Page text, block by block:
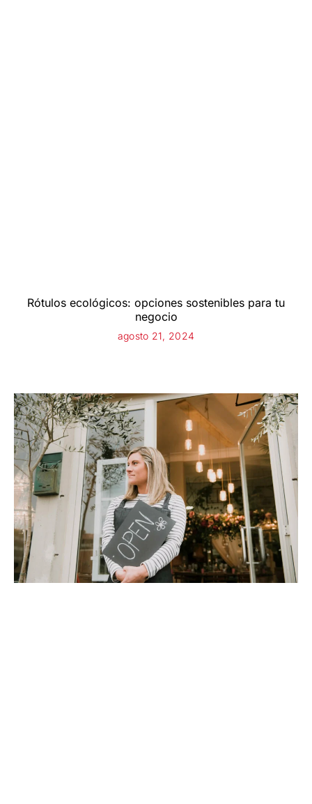
Rótulos ecológicos: opciones sostenibles para tu
negocio
agosto 21, 2024